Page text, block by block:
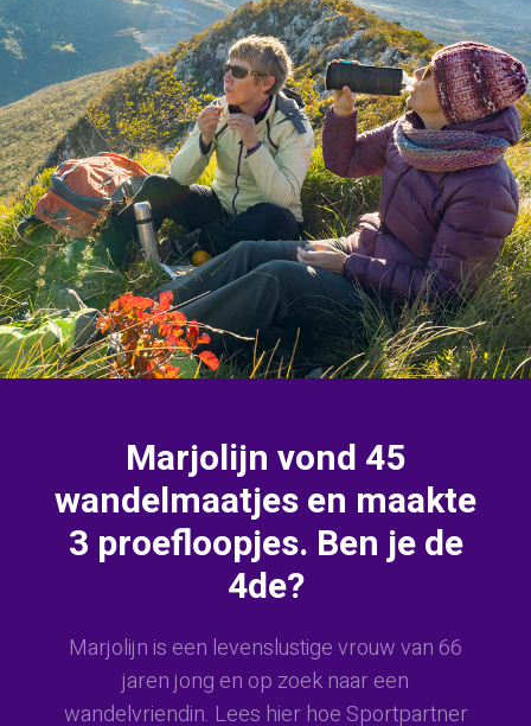
Marjolijn vond 45
wandelmaatjes en maakte
3 proefloopjes. Ben je de
4de?
Marjolijn is een levenslustige vrouw van 66
jaren jong en op zoek naar een
wandelvriendin. Lees hier hoe Sportpartner